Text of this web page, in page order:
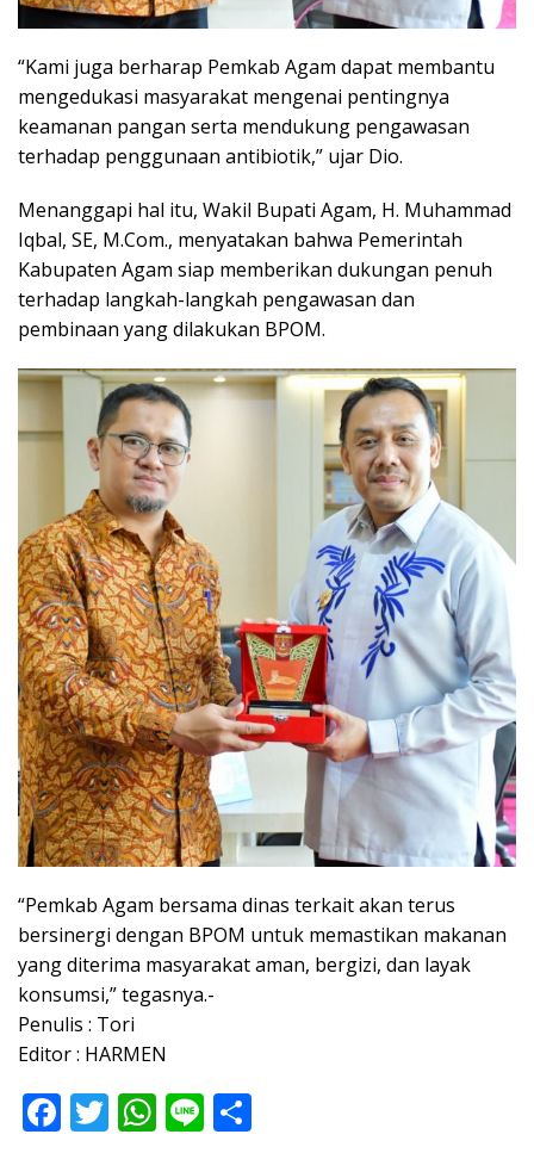
“Kami juga berharap Pemkab Agam dapat membantu
mengedukasi masyarakat mengenai pentingnya
keamanan pangan serta mendukung pengawasan
terhadap penggunaan antibiotik,” ujar Dio.
Menanggapi hal itu, Wakil Bupati Agam, H. Muhammad
Iqbal, SE, M.Com., menyatakan bahwa Pemerintah
Kabupaten Agam siap memberikan dukungan penuh
terhadap langkah-langkah pengawasan dan
pembinaan yang dilakukan BPOM.
“Pemkab Agam bersama dinas terkait akan terus
bersinergi dengan BPOM untuk memastikan makanan
yang diterima masyarakat aman, bergizi, dan layak
konsumsi,” tegasnya.-
Penulis : Tori
Editor : HARMEN
F T W Li